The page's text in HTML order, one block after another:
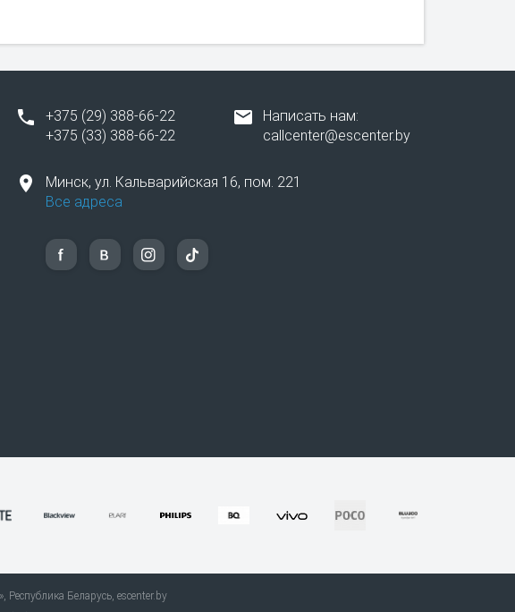
+375 (29) 388-66-22
+375 (33) 388-66-22
Написать нам:
callcenter@escenter.by
Минск, ул. Кальварийская 16, пом. 221
Все адреса
Беларусь, escenter.by